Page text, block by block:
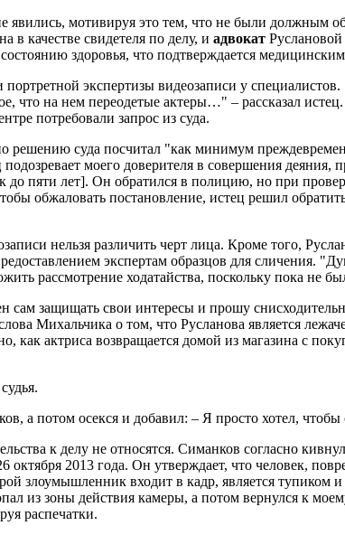
явились, мотивируя это тем, что не были
в качестве свидетеля по делу, и адвокат Руслановой
здоровья, что подтверждается
экспертизы видеозаписи у
что на нем переодетые актеры…" – рассказал
потребовали запрос из суда.
решению суда посчитал "как минимум
подозревает моего доверителя в совершения
пяти лет]. Он обратился в полицию, но при
обжаловать постановление, истец решил
нельзя различить черт лица. Кроме того,
экспертам образцов для сличения.
рассмотрение ходатайства, поскольку пока не
сам защищать свои интересы и прошу
Михальчика о том, что Русланова является
как актриса возвращается домой из магазина с
а потом осекся и добавил: – Я просто хотел,
к делу не относятся. Симанков согласно
октября 2013 года. Он утверждает, что человек,
злоумышленник входит в кадр, является тупиком
из зоны действия камеры, а потом вернулся к
распечатки.